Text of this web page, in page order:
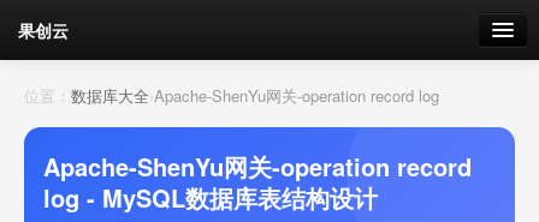
果创云
数据表单
API接口
云存储
位置： 数据库大全›Apache-ShenYu网关-operation record log
Apache-ShenYu网关-operation record
log - MySQL数据库表结构设计